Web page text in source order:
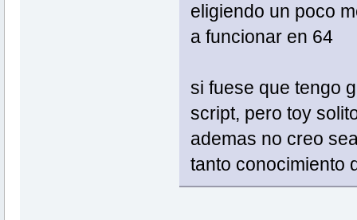
eligiendo un poco
a funcionar en 64
si fuese que tengo
script, pero toy
ademas no creo
tanto conocimiento